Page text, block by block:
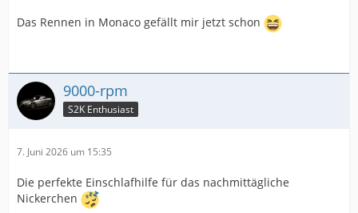
Das Rennen in Monaco gefällt mir jetzt schon
9000-rpm
S2K Enthusiast
7. Juni 2026 um 15:35
Die perfekte Einschlafhilfe für das nachmittägliche
Nickerchen